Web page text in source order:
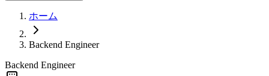
ホーム
Backend Engineer
Backend Engineer